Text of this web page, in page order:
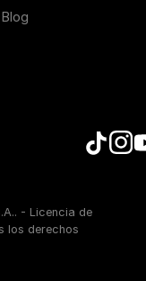
Blog
- Licencia de
los derechos